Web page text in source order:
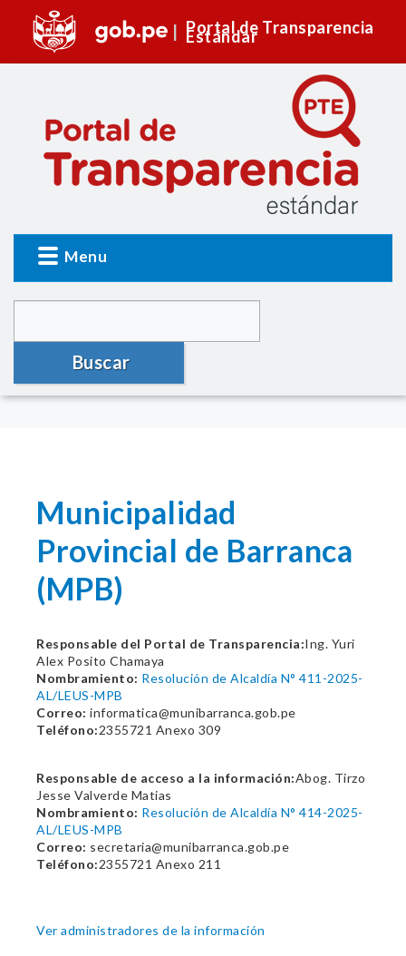
Portal de Transparencia
Estándar
Menu
Buscar
Municipalidad
Provincial de Barranca
(MPB)
Responsable del Portal de Transparencia:Ing. Yuri
Alex Posito Chamaya
Nombramiento: Resolución de Alcaldía N° 411-2025-
AL/LEUS-MPB
Correo: informatica@munibarranca.gob.pe
Teléfono:2355721 Anexo 309
Responsable de acceso a la información:Abog. Tirzo
Jesse Valverde Matias
Nombramiento: Resolución de Alcaldía N° 414-2025-
AL/LEUS-MPB
Correo: secretaria@munibarranca.gob.pe
Teléfono:2355721 Anexo 211
Ver administradores de la información